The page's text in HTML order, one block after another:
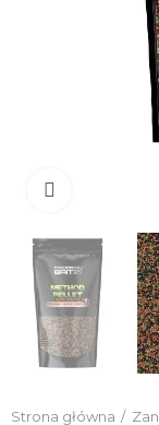
Strona główna